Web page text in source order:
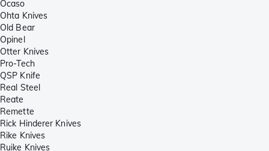
Ocaso
Ohta Knives
Old Bear
Opinel
Otter Knives
Pro-Tech
QSP Knife
Real Steel
Reate
Remette
Rick Hinderer Knives
Rike Knives
Ruike Knives